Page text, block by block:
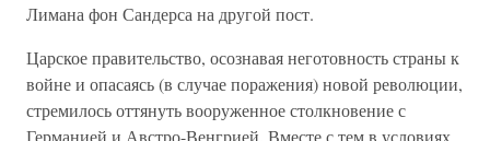
Лимана фон Сандерса на другой пост.
Царское правительство, осознавая неготовность страны к
войне и опасаясь (в случае поражения) новой революции,
стремилось оттянуть вооруженное столкновение с
Германией и Австро-Венгрией. Вместе с тем в условиях